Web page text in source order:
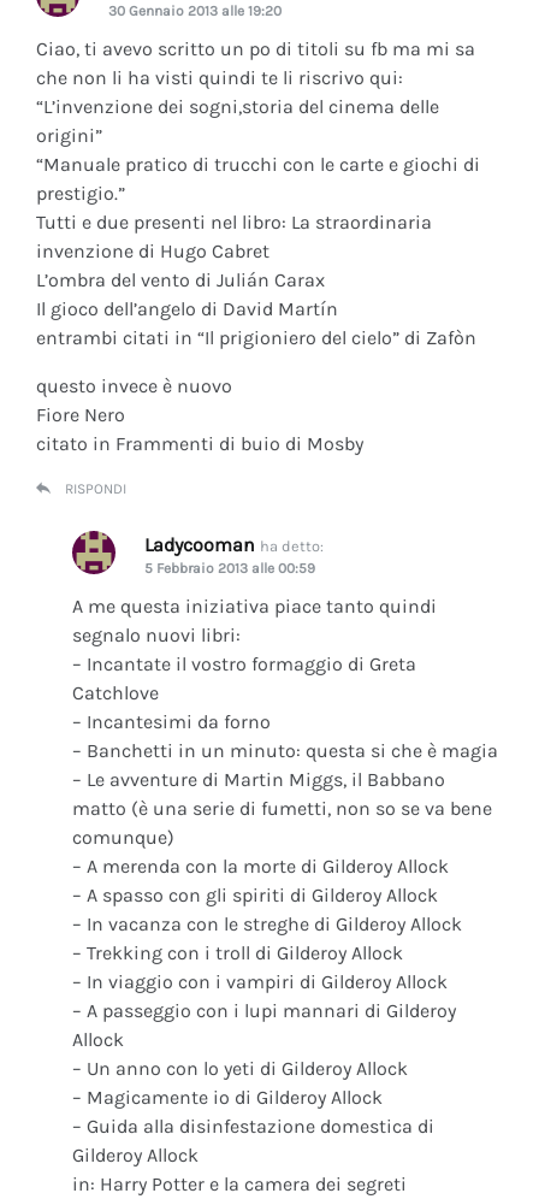
30 Gennaio 2013 alle 19:20
Ciao, ti avevo scritto un po di titoli su fb ma mi sa
che non li ha visti quindi te li riscrivo qui:
“L’invenzione dei sogni,storia del cinema delle
origini”
“Manuale pratico di trucchi con le carte e giochi di
prestigio.”
Tutti e due presenti nel libro: La straordinaria
invenzione di Hugo Cabret
L’ombra del vento di Julián Carax
Il gioco dell’angelo di David Martín
entrambi citati in “Il prigioniero del cielo” di Zafòn
questo invece è nuovo
Fiore Nero
citato in Frammenti di buio di Mosby
RISPONDI
Ladycooman ha detto:
5 Febbraio 2013 alle 00:59
A me questa iniziativa piace tanto quindi
segnalo nuovi libri:
– Incantate il vostro formaggio di Greta
Catchlove
– Incantesimi da forno
– Banchetti in un minuto: questa si che è magia
– Le avventure di Martin Miggs, il Babbano
matto (è una serie di fumetti, non so se va bene
comunque)
– A merenda con la morte di Gilderoy Allock
– A spasso con gli spiriti di Gilderoy Allock
– In vacanza con le streghe di Gilderoy Allock
– Trekking con i troll di Gilderoy Allock
– In viaggio con i vampiri di Gilderoy Allock
– A passeggio con i lupi mannari di Gilderoy
Allock
– Un anno con lo yeti di Gilderoy Allock
– Magicamente io di Gilderoy Allock
– Guida alla disinfestazione domestica di
Gilderoy Allock
in: Harry Potter e la camera dei segreti